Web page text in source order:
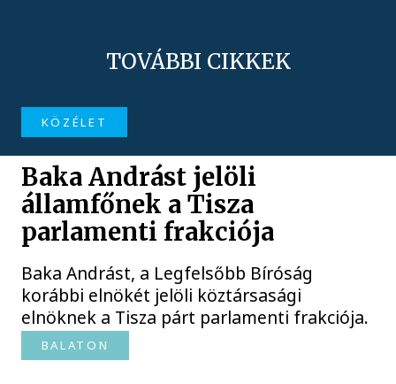
TOVÁBBI CIKKEK
KÖZÉLET
Baka Andrást jelöli
államfőnek a Tisza
parlamenti frakciója
Baka Andrást, a Legfelsőbb Bíróság
korábbi elnökét jelöli köztársasági
elnöknek a Tisza párt parlamenti frakciója.
BALATON